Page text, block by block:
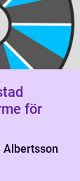
för
Albertsson